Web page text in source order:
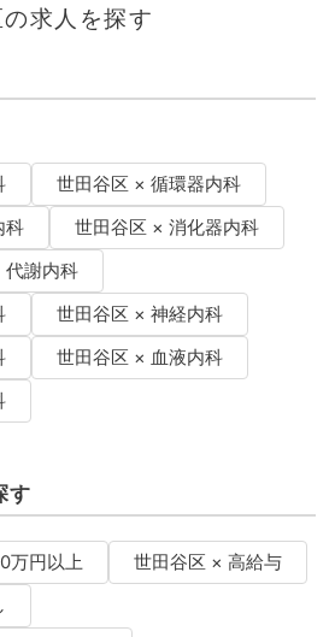
求人を探す
世田谷区 × 循環器内科
科
世田谷区 × 消化器内科
代謝内科
世田谷区 × 神経内科
世田谷区 × 血液内科
す
万円以上
世田谷区 × 高給与